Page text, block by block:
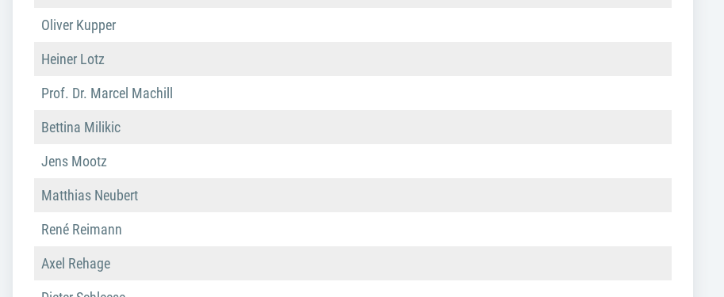
Oliver Kupper
Heiner Lotz
Prof. Dr. Marcel Machill
Bettina Milikic
Jens Mootz
Matthias Neubert
René Reimann
Axel Rehage